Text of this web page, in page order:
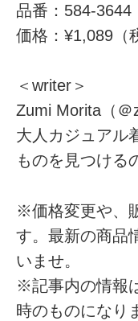
品番：584-3644
価格：¥1,089（
＜writer＞
Zumi Morita（＠
大人カジュアル
ものを見つける
※価格変更や、
す。最新の商品
いませ。
※記事内の情報
時のものになり